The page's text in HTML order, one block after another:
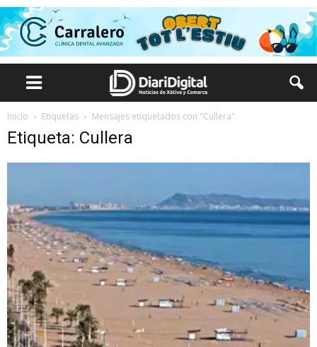
Inicio Etiquetas Mensajes etiquetados con "Cullera"
Etiqueta: Cullera